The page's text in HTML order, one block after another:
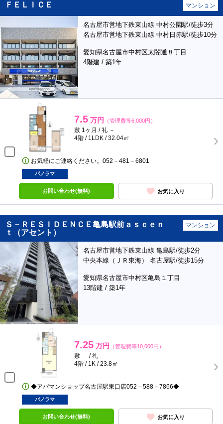
ＦＥＬＩＣＥ マンション
名古屋市営地下鉄東山線 中村公園駅/徒歩3分
名古屋市営地下鉄東山線 中村日赤駅/徒歩10分
愛知県名古屋市中村区太閤通８丁目
4階建 / 築1年
7.5 万円 （管理費等6,000円）
敷 1ヶ月 / 礼 －
4階 / 1LDK / 32.04㎡
お気軽にご連絡ください。052－481－6801
パノラマ
お問い合わせ(無料) お気に入り
Ｓ－ＲＥＳＩＤＥＮＣＥ亀島駅前ａｓｃｅｎ
ｔ（アセント）
マンション
名古屋市営地下鉄東山線 亀島駅/徒歩2分
中央本線（ＪＲ東海） 名古屋駅/徒歩15分
愛知県名古屋市中村区亀島１丁目
13階建 / 築1年
7.25 万円 （管理費等10,000円）
敷 － / 礼 －
4階 / 1K / 23.8㎡
◆アパマンショップ名古屋駅東口店052－588－7866◆
パノラマ
お問い合わせ(無料) お気に入り